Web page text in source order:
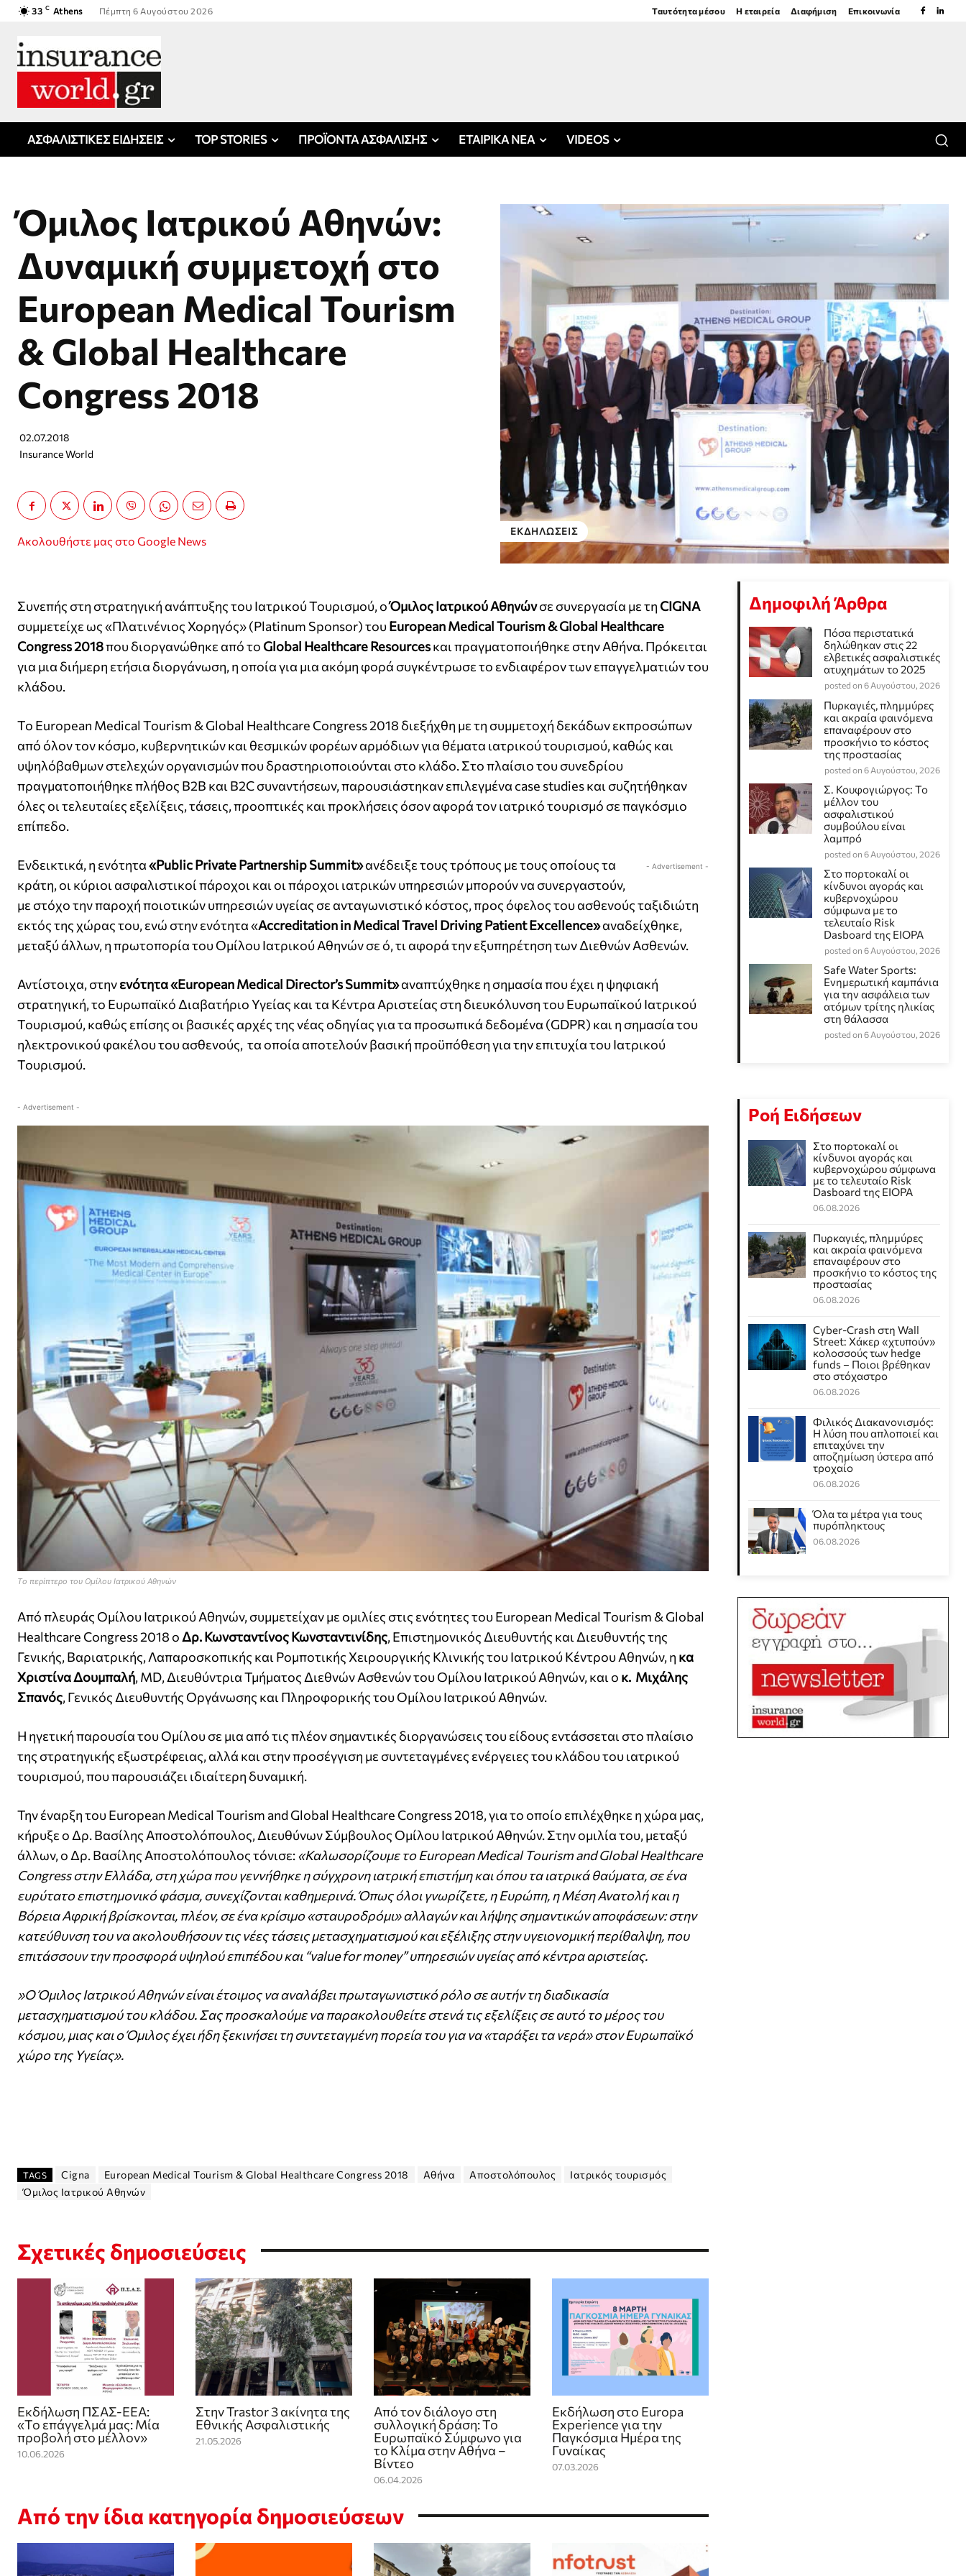
33 C Athens Πέμπτη 6 Αυγούστου 2026 Ταυτότητα μέσου Η εταιρεία Διαφήμιση Επικοινωνία
ΑΣΦΑΛΙΣΤΙΚΕΣ ΕΙΔΗΣΕΙΣ TOP STORIES ΠΡΟΪΟΝΤΑ ΑΣΦΑΛΙΣΗΣ ΕΤΑΙΡΙΚΑ ΝΕΑ VIDEOS
Όμιλος Ιατρικού Αθηνών:
Δυναμική συμμετοχή στο
European Medical Tourism
& Global Healthcare
Congress 2018
02.07.2018
Insurance World
Ακολουθήστε μας στο Google News
ΕΚΔΗΛΏΣΕΙΣ
Συνεπής στη στρατηγική ανάπτυξης του Ιατρικού Τουρισμού, οΌμιλος Ιατρικού Αθηνώνσε συνεργασία με τη CIGNA
συμμετείχε ως «Πλατινένιος Χορηγός» (Platinum Sponsor) τουEuropean Medical Tourism&Global Healthcare
Congress2018που διοργανώθηκε από το Global Healthcare Resourcesκαι πραγματοποιήθηκε στην Αθήνα. Πρόκειται
για μια διήμερη ετήσια διοργάνωση, η οποία για μια ακόμη φορά συγκέντρωσε το ενδιαφέρον των επαγγελματιών του
κλάδου.
Το European Medical Tourism & Global Healthcare Congress 2018 διεξήχθη με τη συμμετοχή δεκάδων εκπροσώπων
από όλον τον κόσμο, κυβερνητικών και θεσμικών φορέων αρμόδιων για θέματα ιατρικού τουρισμού, καθώς και
υψηλόβαθμων στελεχών οργανισμών που δραστηριοποιούνται στο κλάδο. Στο πλαίσιο του συνεδρίου
πραγματοποιήθηκε πλήθος B2B και Β2C συναντήσεων, παρουσιάστηκαν επιλεγμένα case studies και συζητήθηκαν
όλες οι τελευταίες εξελίξεις, τάσεις, προοπτικές και προκλήσεις όσον αφορά τον ιατρικό τουρισμό σε παγκόσμιο
επίπεδο.
- Advertisement -
Ενδεικτικά, η ενότητα«Public Private Partnership Summit»ανέδειξε τους τρόπους με τους οποίους τα
κράτη, οι κύριοι ασφαλιστικοί πάροχοι και οι πάροχοι ιατρικών υπηρεσιών μπορούν να συνεργαστούν,
με στόχο την παροχή ποιοτικών υπηρεσιών υγείας σε ανταγωνιστικό κόστος, προς όφελος του ασθενούς ταξιδιώτη
εκτός της χώρας του, ενώ στην ενότητα «Accreditation in Medical Travel Driving Patient Excellence»αναδείχθηκε,
μεταξύ άλλων, η πρωτοπορία του Ομίλου Ιατρικού Αθηνών σε ό, τι αφορά την εξυπηρέτηση των Διεθνών Ασθενών.
Αντίστοιχα, στηνενότητα «European Medical Director’s Summit»αναπτύχθηκε η σημασία που έχει η ψηφιακή
στρατηγική, το Ευρωπαϊκό Διαβατήριο Υγείας και τα Κέντρα Αριστείας στη διευκόλυνση του Ευρωπαϊκού Ιατρικού
Τουρισμού, καθώς επίσης οι βασικές αρχές της νέας οδηγίας για τα προσωπικά δεδομένα (GDPR) και η σημασία του
ηλεκτρονικού φακέλου του ασθενούς, τα οποία αποτελούν βασική προϋπόθεση για την επιτυχία του Ιατρικού
Τουρισμού.
- Advertisement -
Tο περίπτερο του Ομίλου Ιατρικού Αθηνών
Από πλευράς Ομίλου Ιατρικού Αθηνών, συμμετείχαν με ομιλίες στις ενότητες του European Medical Tourism & Global
Healthcare Congress 2018 ο Δρ. Κωνσταντίνος Κωνσταντινίδης, Επιστημονικός Διευθυντής και Διευθυντής της
Γενικής, Βαριατρικής, Λαπαροσκοπικής και Ρομποτικής Χειρουργικής Κλινικής του Ιατρικού Κέντρου Αθηνών, η κα
Χριστίνα Δουμπαλή, MD, Διευθύντρια Τμήματος Διεθνών Ασθενών του Ομίλου Ιατρικού Αθηνών, και ο κ. Μιχάλης
Σπανός, Γενικός Διευθυντής Οργάνωσης και Πληροφορικής του Ομίλου Ιατρικού Αθηνών.
Η ηγετική παρουσία του Ομίλου σε μια από τις πλέον σημαντικές διοργανώσεις του είδους εντάσσεται στο πλαίσιο
της στρατηγικής εξωστρέφειας, αλλά και στην προσέγγιση με συντεταγμένες ενέργειες του κλάδου του ιατρικού
τουρισμού, που παρουσιάζει ιδιαίτερη δυναμική.
Την έναρξη του European Medical Tourism and Global Healthcare Congress 2018, για το οποίο επιλέχθηκε η χώρα μας,
κήρυξε ο Δρ. Βασίλης Αποστολόπουλος, Διευθύνων Σύμβουλος Ομίλου Ιατρικού Αθηνών. Στην ομιλία του, μεταξύ
άλλων, ο Δρ. Βασίλης Αποστολόπουλος τόνισε:«Καλωσορίζουμε το European Medical Tourism and Global Healthcare
Congress στην Ελλάδα, στη χώρα που γεννήθηκε η σύγχρονη ιατρική επιστήμη και όπου τα ιατρικά θαύματα, σε ένα
ευρύτατο επιστημονικό φάσμα, συνεχίζονται καθημερινά. Όπως όλοι γνωρίζετε, η Ευρώπη, η Μέση Ανατολή και η
Βόρεια Αφρική βρίσκονται, πλέον, σε ένα κρίσιμο «σταυροδρόμι» αλλαγών και λήψης σημαντικών αποφάσεων: στην
κατεύθυνση του να ακολουθήσουν τις νέες τάσεις μετασχηματισμού και εξέλιξης στην υγειονομική περίθαλψη, που
επιτάσσουν την προσφορά υψηλού επιπέδου και “value for money” υπηρεσιών υγείας από κέντρα αριστείας.
»Ο Όμιλος Ιατρικού Αθηνών είναι έτοιμος να αναλάβει πρωταγωνιστικό ρόλο σε αυτήν τη διαδικασία
μετασχηματισμού του κλάδου. Σας προσκαλούμε να παρακολουθείτε στενά τις εξελίξεις σε αυτό το μέρος του
κόσμου, μιας και ο Όμιλος έχει ήδη ξεκινήσει τη συντεταγμένη πορεία του για να «ταράξει τα νερά» στον Ευρωπαϊκό
χώρο της Υγείας».
TAGS Cigna European Medical Tourism & Global Healthcare Congress 2018 Αθήνα Αποστολόπουλος
Ιατρικός τουρισμός
Όμιλος Ιατρικού Αθηνών
Σχετικές δημοσιεύσεις
Εκδήλωση ΠΣΑΣ-ΕΕΑ:
«Το επάγγελμά μας: Μία
προβολή στο μέλλον»
10.06.2026
Στην Trastor 3 ακίνητα της
Εθνικής Ασφαλιστικής
21.05.2026
Από τον διάλογο στη
συλλογική δράση: Το
Ευρωπαϊκό Σύμφωνο για
το Κλίμα στην Αθήνα –
Βίντεο
06.04.2026
Εκδήλωση στο Europa
Experience για την
Παγκόσμια Ημέρα της
Γυναίκας
07.03.2026
Από την ίδια κατηγορία δημοσιεύσεων
Δημοφιλή Άρθρα
Πόσα περιστατικά
δηλώθηκαν στις 22
ελβετικές ασφαλιστικές
ατυχημάτων το 2025
posted on 6 Αυγούστου, 2026
Πυρκαγιές, πλημμύρες
και ακραία φαινόμενα
επαναφέρουν στο
προσκήνιο το κόστος
της προστασίας
posted on 6 Αυγούστου, 2026
Σ. Κουφογιώργος: To
μέλλον του
ασφαλιστικού
συμβούλου είναι
λαμπρό
posted on 6 Αυγούστου, 2026
Στο πορτοκαλί οι
κίνδυνοι αγοράς και
κυβερνοχώρου
σύμφωνα με το
τελευταίο Risk
Dasboard της EIOPA
posted on 6 Αυγούστου, 2026
Safe Water Sports:
Eνημερωτική καμπάνια
για την ασφάλεια των
ατόμων τρίτης ηλικίας
στη θάλασσα
posted on 6 Αυγούστου, 2026
Ροή Ειδήσεων
Στο πορτοκαλί οι
κίνδυνοι αγοράς και
κυβερνοχώρου σύμφωνα
με το τελευταίο Risk
Dasboard της EIOPA
06.08.2026
Πυρκαγιές, πλημμύρες
και ακραία φαινόμενα
επαναφέρουν στο
προσκήνιο το κόστος της
προστασίας
06.08.2026
Cyber-Crash στη Wall
Street: Χάκερ «χτυπούν»
κολοσσούς των hedge
funds – Ποιοι βρέθηκαν
στο στόχαστρο
06.08.2026
Φιλικός Διακανονισμός:
Η λύση που απλοποιεί και
επιταχύνει την
αποζημίωση ύστερα από
τροχαίο
06.08.2026
Όλα τα μέτρα για τους
πυρόπληκτους
06.08.2026